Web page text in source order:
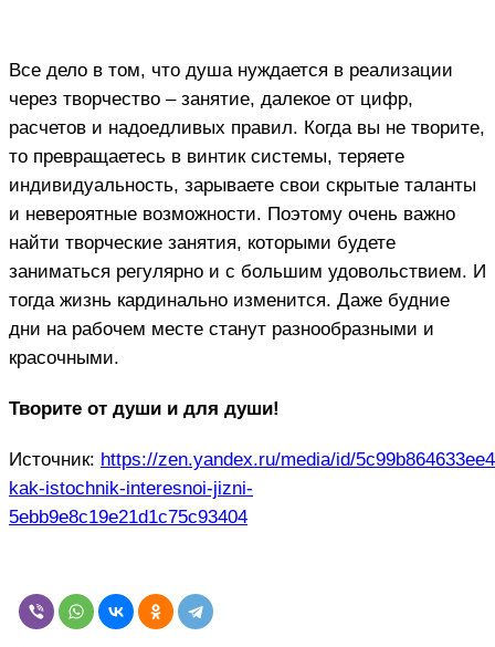
Все дело в том, что душа нуждается в реализации
через творчество – занятие, далекое от цифр,
расчетов и надоедливых правил. Когда вы не творите,
то превращаетесь в винтик системы, теряете
индивидуальность, зарываете свои скрытые таланты
и невероятные возможности. Поэтому очень важно
найти творческие занятия, которыми будете
заниматься регулярно и с большим удовольствием. И
тогда жизнь кардинально изменится. Даже будние
дни на рабочем месте станут разнообразными и
красочными.
Творите от души и для души!
Источник: https://zen.yandex.ru/media/id/
kak-istochnik-interesnoi-jizni-
5ebb9e8c19e21d1c75c93404